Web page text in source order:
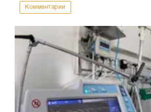
Комментарии